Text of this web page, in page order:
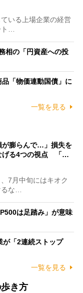
いる上場企業の経営
…
相の「円資産への投
「物価連動国債」に
一覧を見る
が膨らんで…」損失を
げる4つの視点 「…
7月中旬にはキオク
な…
は足踏み」が意味
が「2連続ストップ
一覧を見る
き方